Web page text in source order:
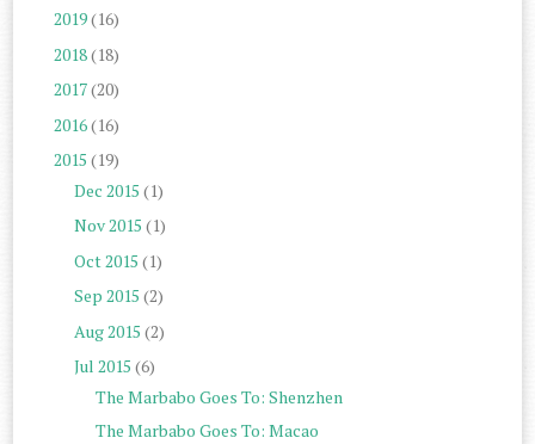
2019(16)
2018(18)
2017(20)
2016(16)
2015(19)
Dec 2015 (1)
Nov 2015 (1)
Oct 2015 (1)
Sep 2015 (2)
Aug 2015 (2)
Jul 2015 (6)
The Marbabo Goes To: Shenzhen
The Marbabo Goes To: Macao